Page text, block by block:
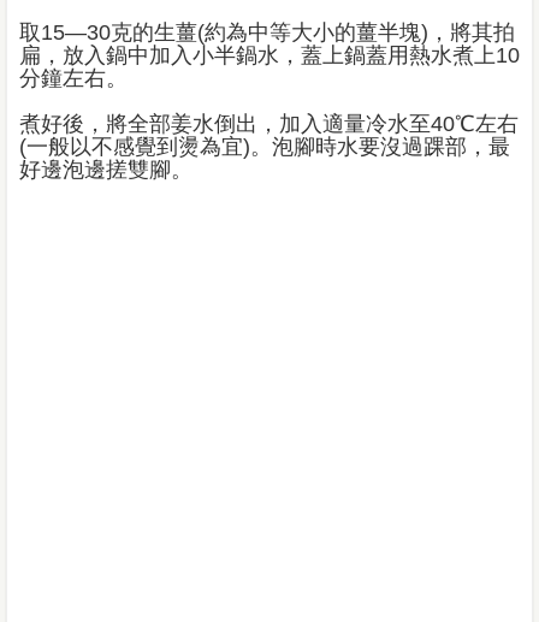
取15—30克的生薑(約為中等大小的薑半塊)，將其拍
扁，放入鍋中加入小半鍋水，蓋上鍋蓋用熱水煮上10
分鐘左右。
煮好後，將全部姜水倒出，加入適量冷水至40℃左右
(一般以不感覺到燙為宜)。泡腳時水要沒過踝部，最
好邊泡邊搓雙腳。